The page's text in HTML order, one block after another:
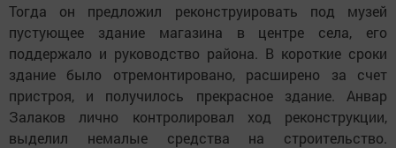
Тогда он предложил реконструировать под музей
пустующее здание магазина в центре села, его
поддержало и руководство района. В короткие сроки
здание было отремонтировано, расширено за счет
пристроя, и получилось прекрасное здание. Анвар
Залаков лично контролировал ход реконструкции,
выделил немалые средства на строительство.